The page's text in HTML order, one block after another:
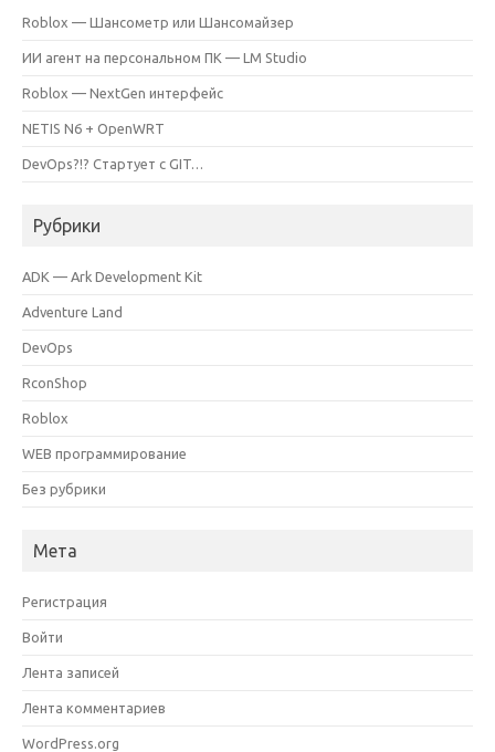
Roblox — Шансометр или Шансомайзер
ИИ агент на персональном ПК — LM Studio
Roblox — NextGen интерфейс
NETIS N6 + OpenWRT
DevOps?!? Стартует с GIT…
Рубрики
ADK — Ark Development Kit
Adventure Land
DevOps
RconShop
Roblox
WEB программирование
Без рубрики
Мета
Регистрация
Войти
Лента записей
Лента комментариев
WordPress.org